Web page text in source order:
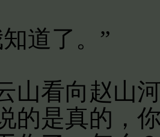
道了。”
看向赵山河
的是真的，